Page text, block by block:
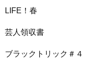
LIFE！春
芸人領収書
ブラックトリック＃４